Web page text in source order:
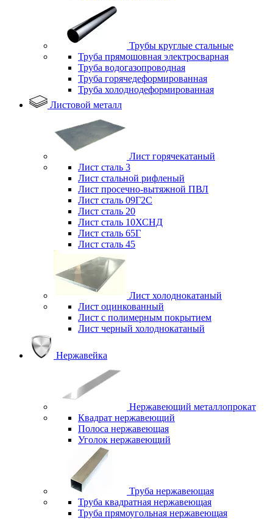
Трубы круглые стальные
Труба прямошовная электросварная
Труба водогазопроводная
Труба горячедеформированная
Труба холоднодеформированная
Листовой металл
Лист горячекатаный
Лист сталь 3
Лист стальной рифленый
Лист просечно-вытяжной ПВЛ
Лист сталь 09Г2С
Лист сталь 20
Лист сталь 10ХСНД
Лист сталь 65Г
Лист сталь 45
Лист холоднокатаный
Лист оцинкованный
Лист с полимерным покрытием
Лист черный холоднокатаный
Нержавейка
Нержавеющий металлопрокат
Квадрат нержавеющий
Полоса нержавеющая
Уголок нержавеющий
Труба нержавеющая
Труба квадратная нержавеющая
Труба прямоугольная нержавеющая